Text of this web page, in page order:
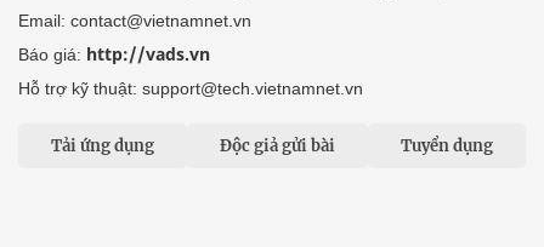
Email: contact@vietnamnet.vn
Báo giá: http://vads.vn
Hỗ trợ kỹ thuật: support@tech.vietnamnet.vn
Tải ứng dụng Độc giả gửi bài Tuyển dụng